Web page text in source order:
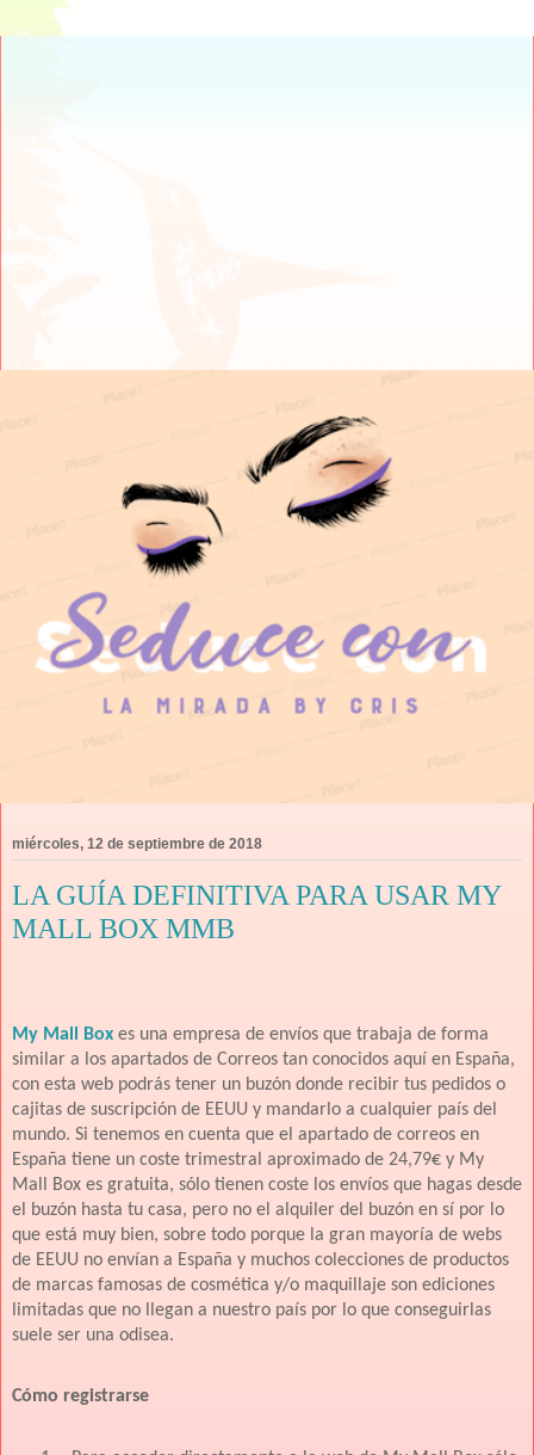
miércoles, 12 de septiembre de 2018
LA GUÍA DEFINITIVA PARA USAR MY
MALL BOX MMB
My Mall Box es una empresa de envíos que trabaja de forma
similar a los apartados de Correos tan conocidos aquí en España,
con esta web podrás tener un buzón donde recibir tus pedidos o
cajitas de suscripción de EEUU y mandarlo a cualquier país del
mundo. Si tenemos en cuenta que el apartado de correos en
España tiene un coste trimestral aproximado de 24,79€ y My
Mall Box es gratuita, sólo tienen coste los envíos que hagas desde
el buzón hasta tu casa, pero no el alquiler del buzón en sí por lo
que está muy bien, sobre todo porque la gran mayoría de webs
de EEUU no envían a España y muchos colecciones de productos
de marcas famosas de cosmética y/o maquillaje son ediciones
limitadas que no llegan a nuestro país por lo que conseguirlas
suele ser una odisea.
Cómo registrarse